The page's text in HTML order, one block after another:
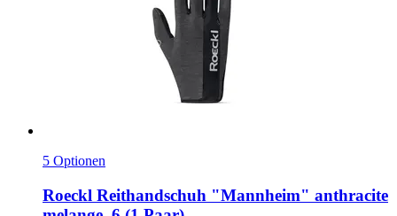
5 Optionen
Roeckl Reithandschuh "Mannheim" anthracite